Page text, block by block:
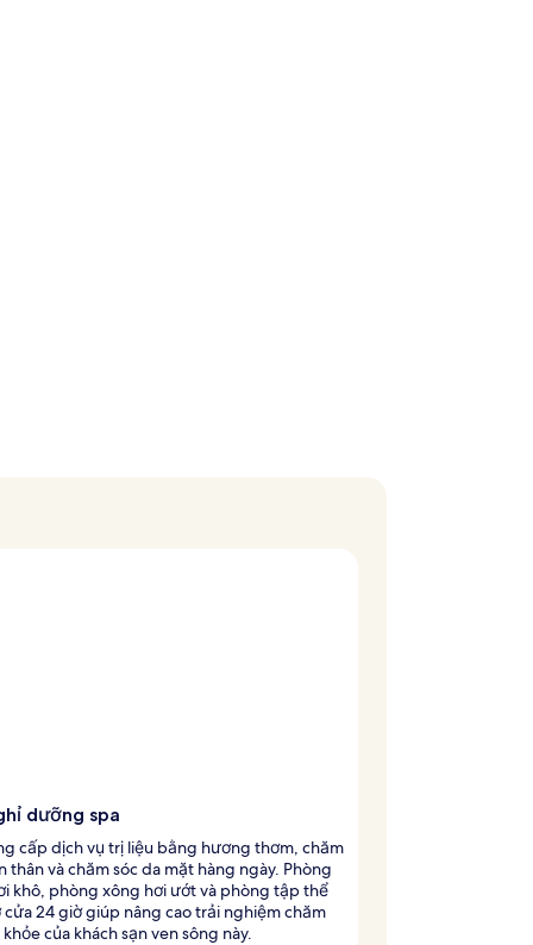
dưỡng spa
cấp dịch vụ trị liệu bằng hương thơm, chăm
thân và chăm sóc da mặt hàng ngày. Phòng
khô, phòng xông hơi ướt và phòng tập thể
cửa 24 giờ giúp nâng cao trải nghiệm chăm
của khách sạn ven sông này.